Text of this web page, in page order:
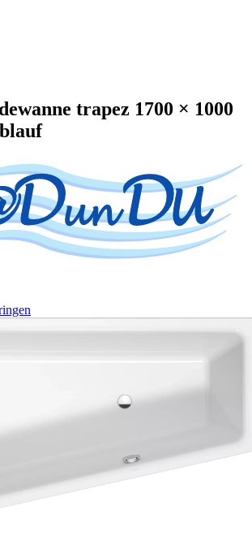
trapez 1700 × 1000